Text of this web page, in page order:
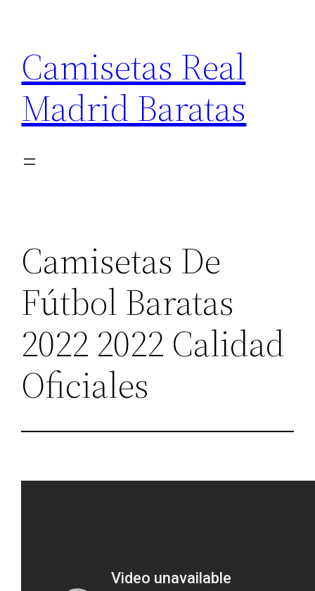
contenido
Camisetas Real
Madrid Baratas
Camisetas De
Fútbol Baratas
2022 2022 Calidad
Oficiales